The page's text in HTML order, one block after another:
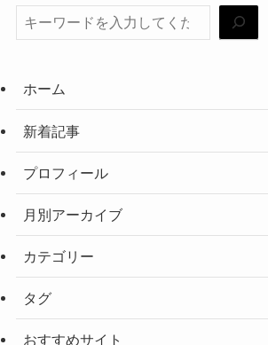
ホーム
新着記事
プロフィール
月別アーカイブ
カテゴリー
タグ
おすすめサイト